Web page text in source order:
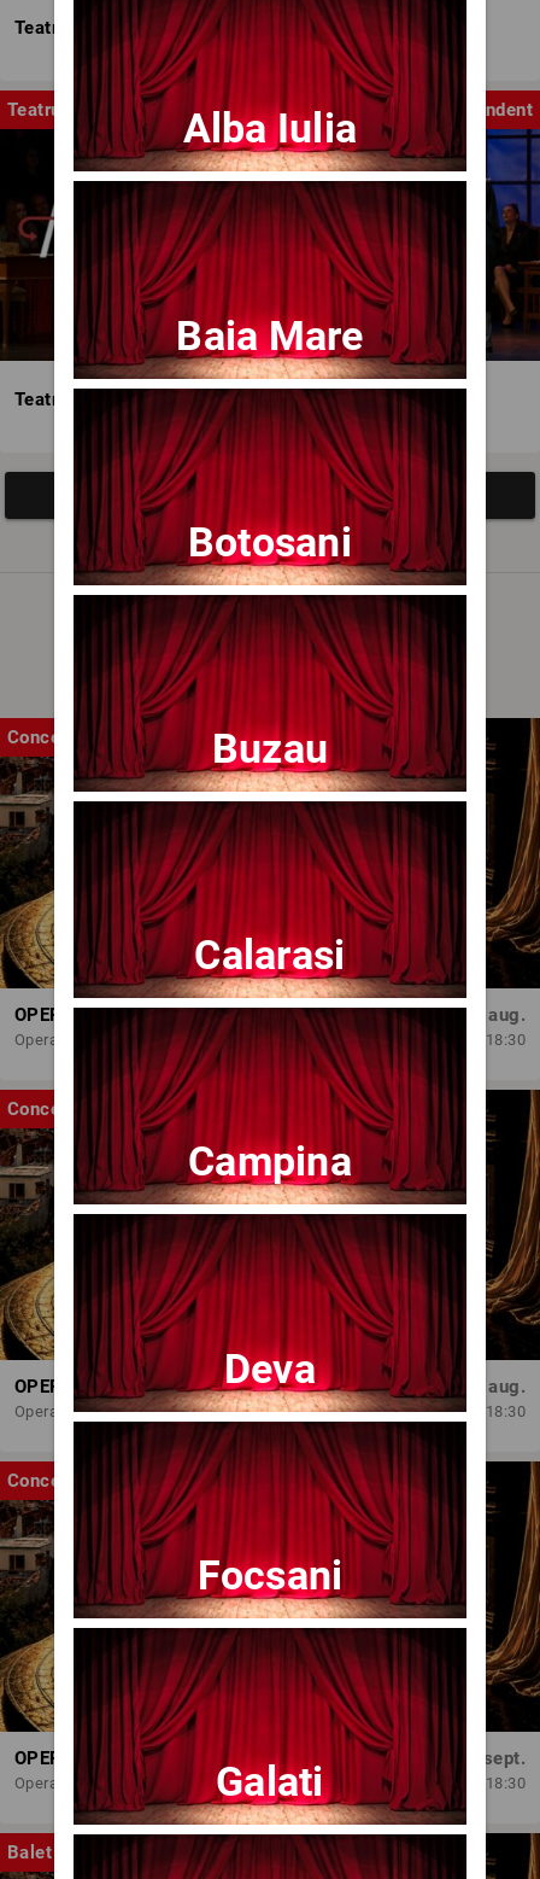
Teatrul Mic - Stagiunea 2025-2026
Teatru Independent
Teatrul Avangardia
Afisați mai multe evenimente
Noutăți
Concert
OPERA BRAȘOV ESTIVAL – ROMANCE & CINEMA - CONCERT
Opera Brasov
Sâm, 29 aug.
18:30
Concert
OPERA BRAȘOV ESTIVAL – ARMONII DE VARĂ - CVINTETUL VOCAL ANATOLY - CONCERT
Opera Brasov
Dum, 30 aug.
18:30
Concert
OPERA BRAȘOV ESTIVAL – SEARĂ DE OPERĂ – CONCERT EXTRAORDINAR
Opera Brasov
Sâm, 5 sept.
18:30
Balet
Alba Iulia
Baia Mare
Botosani
Buzau
Calarasi
Campina
Deva
Focsani
Galati